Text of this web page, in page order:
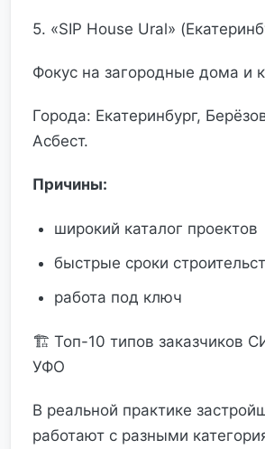
5. «SIP House Ural»
Фокус на загородные дома и
Города: Екатеринбург,
Асбест.
Причины:
широкий каталог проектов
быстрые сроки
работа под ключ
🏗 Топ-10 типов заказчиков
УФО
В реальной практике
работают с разными